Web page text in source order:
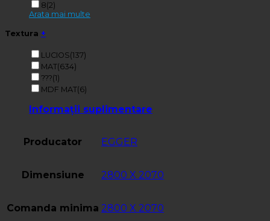
8(2)
Arata mai multe
Textura +
LUCIOS(137)
MAT(634)
???(1)
MDF MAT(6)
Informații suplimentare
Producator EGGER
Dimensiune 2800 X 2070
Comanda minima 2800 X 2070